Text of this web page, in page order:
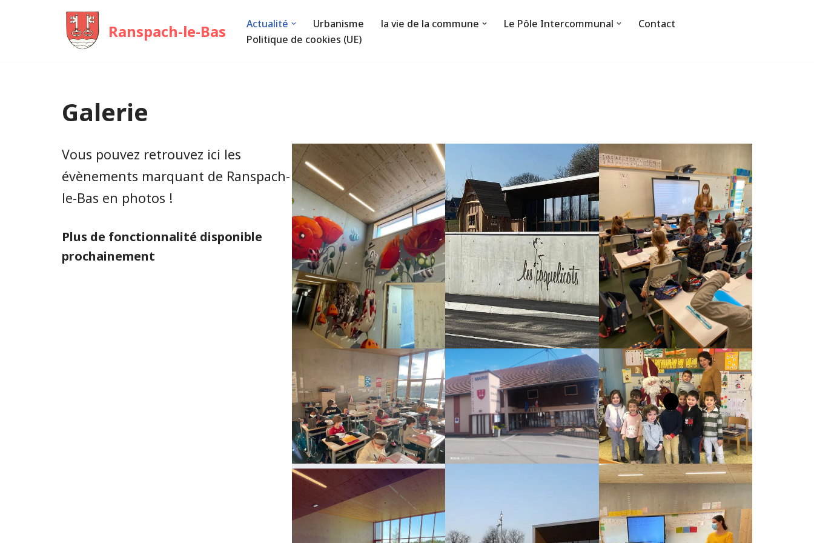
Ranspach-le-Bas Actualité Urbanisme la vie de la commune Le Pôle Intercommunal
Contact
Politique de cookies (UE)
Galerie
Vous pouvez retrouvez ici les
évènements marquant de Ranspach-
le-Bas en photos !
Plus de fonctionnalité disponible
prochainement